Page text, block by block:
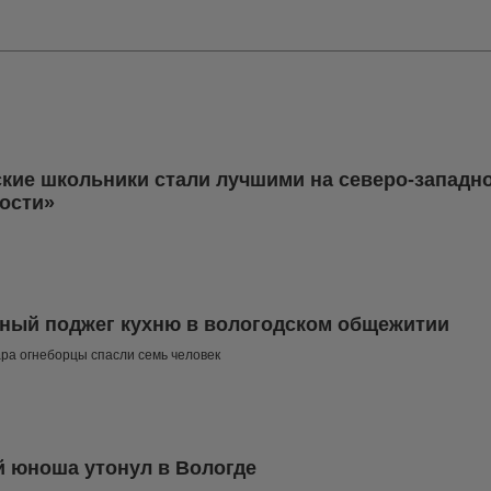
школьники стали лучшими на северо-
поджег кухню в вологодском общежитии
огнеборцы спасли семь человек
юноша утонул в Вологде